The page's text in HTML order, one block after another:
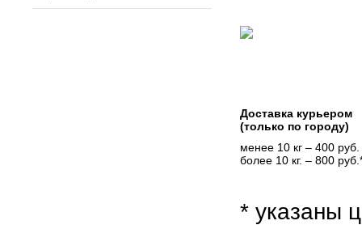
Доставка курьером
(только по городу)
менее 10 кг – 400 руб.
более 10 кг. – 800
* указаны